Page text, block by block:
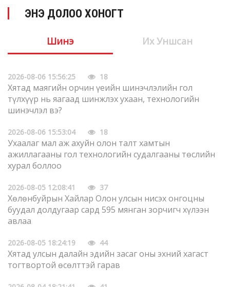
ЭНЭ ДОЛОО ХОНОГТ
Шинэ Их Уншсан
2026-08-06 15:56:25 18
Хятад маягийн орчин үеийн шинэчлэлийн гол
түлхүүр нь яагаад шинжлэх ухаан, технологийн
шинэчлэл вэ?
2026-08-06 15:53:04 18
Ухаалаг мал аж ахуйн олон талт хамтын
ажиллагааны гол технологийн судалгааны төслийн
хурал боллоо
2026-08-05 12:08:41 37
Хөлөнбуйрын Хайлар Олон улсын нисэх онгоцны
буудал долдугаар сард 595 мянган зорчигч хүлээн
авлаа
2026-08-05 18:24:19 44
Хятад улсын далайн эдийн засаг оны эхний хагаст
тогтвортой өсөлттэй гарав